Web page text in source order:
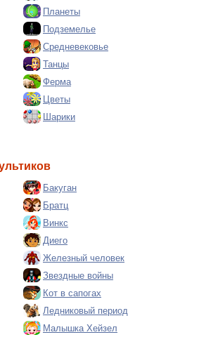
Планеты
Подземелье
Средневековье
Танцы
Ферма
Цветы
Шарики
Бакуган
Братц
Винкс
Диего
Железный человек
Звездные войны
Кот в сапогах
Ледниковый период
Малышка Хейзел